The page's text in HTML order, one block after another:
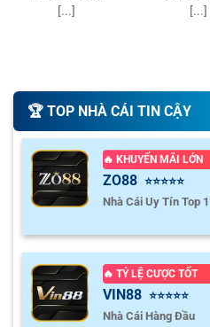
[...]
[...]
🏆️ TOP NHÀ CÁI TIN CẬY
🔥 KHUYẾN MÃI LỚN
ZO88 ⭐⭐⭐⭐⭐
Nhà Cái Uy Tín Top 1
🔥 TỶ LỆ CƯỢC TỐT
VIN88 ⭐⭐⭐⭐⭐
Nhà Cái Hàng Đầu